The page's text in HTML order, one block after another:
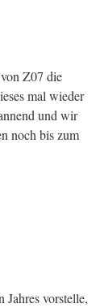
Z07 die
mal wieder
und wir
noch bis zum
vorstelle,